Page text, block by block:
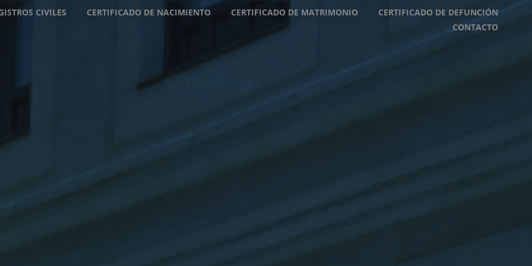
CIVILES CERTIFICADO DE NACIMIENTO CERTIFICADO DE MATRIMONIO
CERTIFICADO DE DEFUNCIÓN
CONTACTO